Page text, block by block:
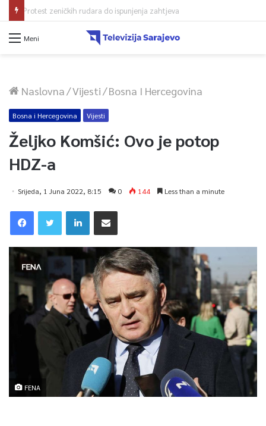
Protest zeničkih rudara do ispunjenja zahtjeva
Meni
Naslovna/Vijesti/Bosna I Hercegovina
Bosna i Hercegovina Vijesti
Željko Komšić: Ovo je potop
HDZ-a
Srijeda, 1 Juna 2022, 8:15 0 144 Less than a minute
FENA